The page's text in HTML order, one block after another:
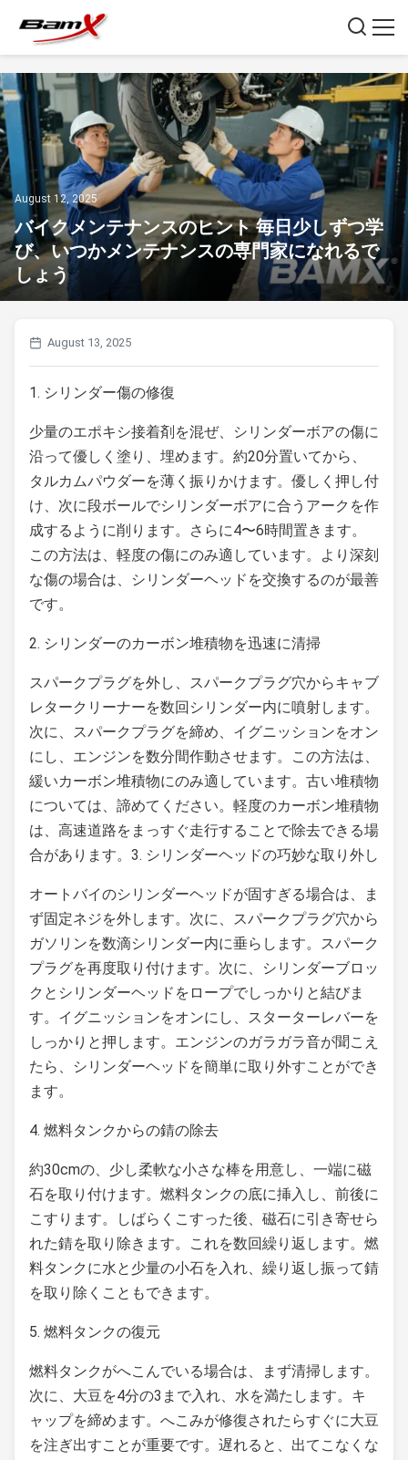
August 12, 2025
バイクメンテナンスのヒント 毎日少しずつ学
び、いつかメンテナンスの専門家になれるで
しょう
August 13, 2025
1. シリンダー傷の修復
少量のエポキシ接着剤を混ぜ、シリンダーボアの傷に
沿って優しく塗り、埋めます。約20分置いてから、
タルカムパウダーを薄く振りかけます。優しく押し付
け、次に段ボールでシリンダーボアに合うアークを作
成するように削ります。さらに4〜6時間置きます。
この方法は、軽度の傷にのみ適しています。より深刻
な傷の場合は、シリンダーヘッドを交換するのが最善
です。
2. シリンダーのカーボン堆積物を迅速に清掃
スパークプラグを外し、スパークプラグ穴からキャブ
レタークリーナーを数回シリンダー内に噴射します。
次に、スパークプラグを締め、イグニッションをオン
にし、エンジンを数分間作動させます。この方法は、
緩いカーボン堆積物にのみ適しています。古い堆積物
については、諦めてください。軽度のカーボン堆積物
は、高速道路をまっすぐ走行することで除去できる場
合があります。3. シリンダーヘッドの巧妙な取り外し
オートバイのシリンダーヘッドが固すぎる場合は、ま
ず固定ネジを外します。次に、スパークプラグ穴から
ガソリンを数滴シリンダー内に垂らします。スパーク
プラグを再度取り付けます。次に、シリンダーブロッ
クとシリンダーヘッドをロープでしっかりと結びま
す。イグニッションをオンにし、スターターレバーを
しっかりと押します。エンジンのガラガラ音が聞こえ
たら、シリンダーヘッドを簡単に取り外すことができ
ます。
4. 燃料タンクからの錆の除去
約30cmの、少し柔軟な小さな棒を用意し、一端に磁
石を取り付けます。燃料タンクの底に挿入し、前後に
こすります。しばらくこすった後、磁石に引き寄せら
れた錆を取り除きます。これを数回繰り返します。燃
料タンクに水と少量の小石を入れ、繰り返し振って錆
を取り除くこともできます。
5. 燃料タンクの復元
燃料タンクがへこんでいる場合は、まず清掃します。
次に、大豆を4分の3まで入れ、水を満たします。キ
ャップを締めます。へこみが修復されたらすぐに大豆
を注ぎ出すことが重要です。遅れると、出てこなくな